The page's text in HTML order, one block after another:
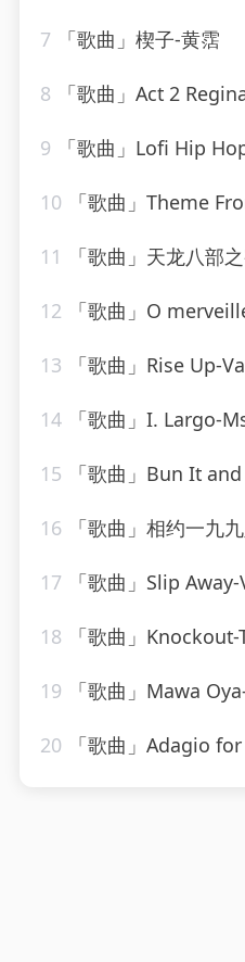
7 「歌曲」楔子-黄霑
8 「歌曲」Act 2 Regina, sei
9 「歌曲」Lofi Hip Hop-LoFi Jazz、
10 「歌曲」Theme From
11 「歌曲」天龙八部
12 「歌曲」O
13 「歌曲」Rise Up-
14 「歌曲」I. Largo-Mstislav
15 「歌曲」Bun It
16 「歌曲」相约一九
17 「歌曲」Slip
18 「歌曲」Knockout-
19 「歌曲」Mawa
20 「歌曲」Adagio for